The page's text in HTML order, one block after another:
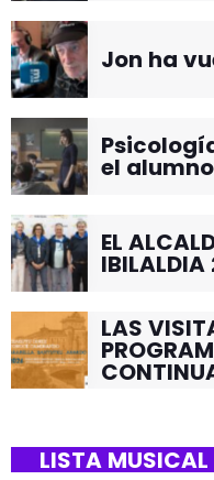
Jon ha
el
EL
LAS
LISTA MUSICAL